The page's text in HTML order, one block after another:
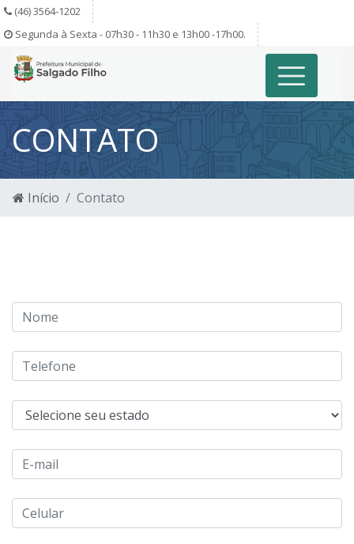
(46) 3564-1202
Segunda à Sexta - 07h30 - 11h30 e 13h00 -17h00.
CONTATO
Início Contato